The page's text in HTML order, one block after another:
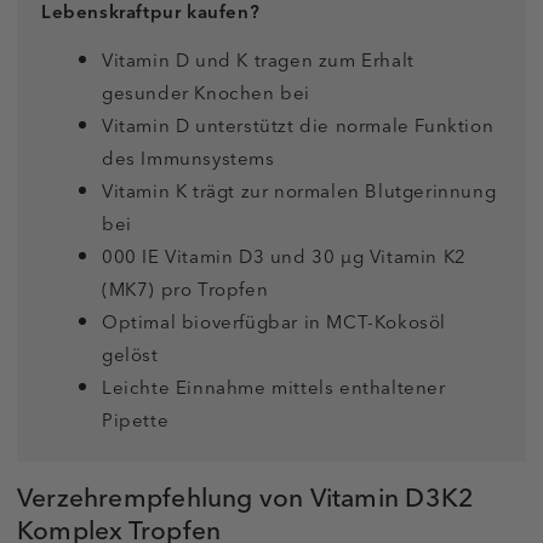
Lebenskraftpur kaufen?
Vitamin D und K tragen zum Erhalt
gesunder Knochen bei
Vitamin D unterstützt die normale Funktion
des Immunsystems
Vitamin K trägt zur normalen Blutgerinnung
bei
000 IE Vitamin D3 und 30 µg Vitamin K2
(MK7) pro Tropfen
Optimal bioverfügbar in MCT-Kokosöl
gelöst
Leichte Einnahme mittels enthaltener
Pipette
Verzehrempfehlung von Vitamin D3K2
Komplex Tropfen